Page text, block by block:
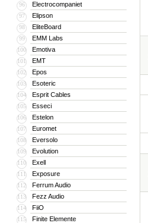
96 Electrocompaniet
97 Elipson
98 EliteBoard
99 EMM Labs
100 Emotiva
101 EMT
102 Epos
103 Esoteric
104 Esprit Cables
105 Esseci
106 Estelon
107 Euromet
108 Eversolo
109 Evolution
110 Exell
111 Exposure
112 Ferrum Audio
113 Fezz Audio
114 FiiO
115 Finite Elemente